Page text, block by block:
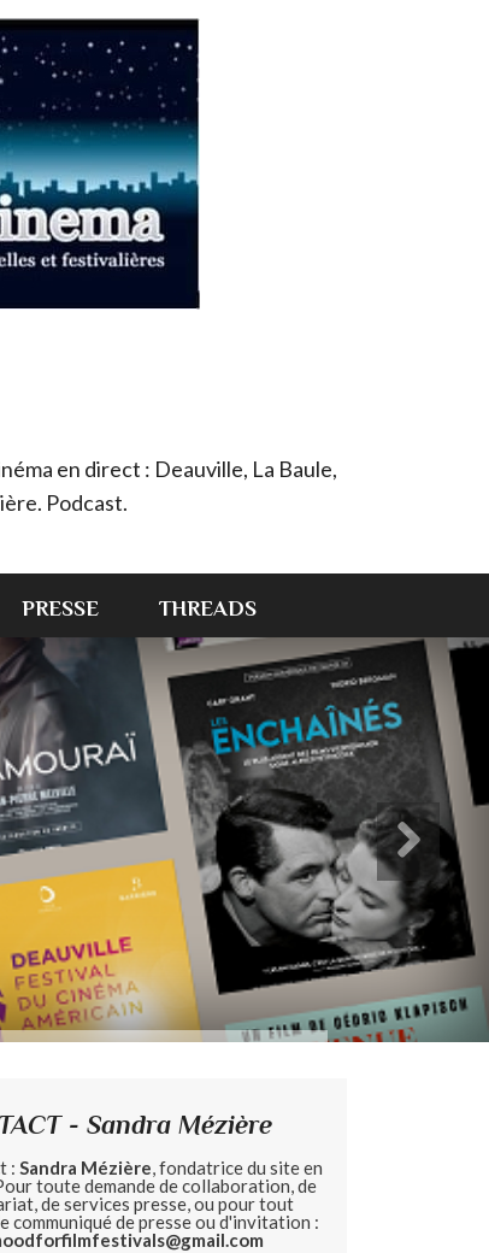
en direct : Deauville, La Baule,
Podcast.
PRESSE THREADS
- Sandra Mézière
: Sandra Mézière, fondatrice du site en
toute demande de collaboration, de
de services presse, ou pour tout
communiqué de presse ou d'invitation :